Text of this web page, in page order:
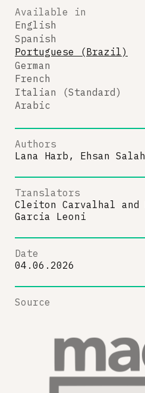
Available in
English
Spanish
Portuguese (Brazil)
German
French
Italian (Standard)
Arabic
Authors
Lana Harb, Ehsan Salah
Translators
Cleiton Carvalhal and
Garcia Leoni
Date
04.06.2026
Source